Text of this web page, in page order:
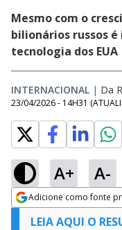
Mesmo com o
bilionários russos
tecnologia dos EUA
INTERNACIONAL | Da
23/04/2026 - 14H31
A+ A-
Adicione como fonte
Opens in new
LEIA AQUI O